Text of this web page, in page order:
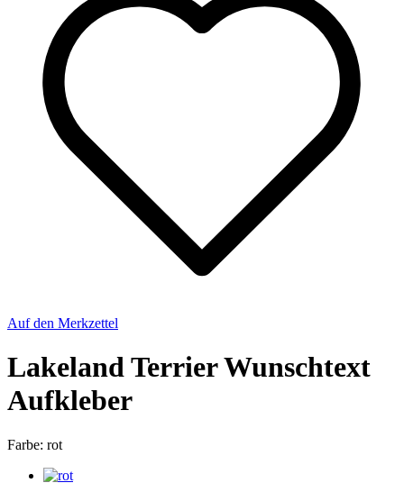
Auf den Merkzettel
Lakeland Terrier Wunschtext
Aufkleber
Farbe: rot